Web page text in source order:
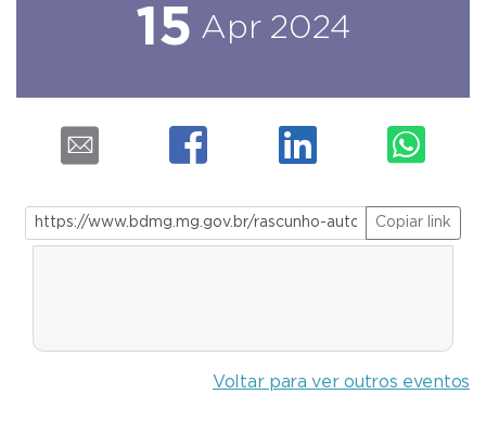
15 Apr 2024
Copiar link
Voltar para ver outros eventos